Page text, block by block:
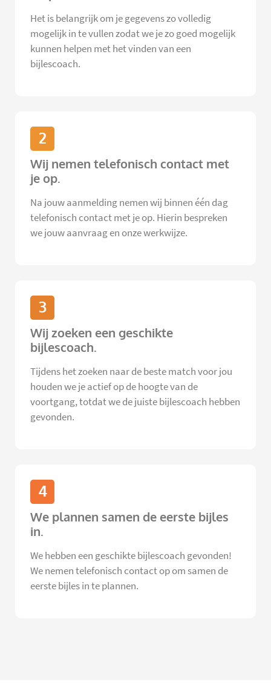
Het is belangrijk om je gegevens zo volledig
mogelijk in te vullen zodat we je zo goed mogelijk
kunnen helpen met het vinden van een
bijlescoach.
2
Wij nemen telefonisch contact met
je op.
Na jouw aanmelding nemen wij binnen één dag
telefonisch contact met je op. Hierin bespreken
we jouw aanvraag en onze werkwijze.
3
Wij zoeken een geschikte
bijlescoach.
Tijdens het zoeken naar de beste match voor jou
houden we je actief op de hoogte van de
voortgang, totdat we de juiste bijlescoach hebben
gevonden.
4
We plannen samen de eerste bijles
in.
We hebben een geschikte bijlescoach gevonden!
We nemen telefonisch contact op om samen de
eerste bijles in te plannen.